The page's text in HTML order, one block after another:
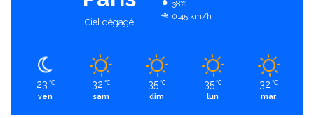
Ciel dégagé
38%
0.45 km/h
23 ℃
ven
32 ℃
sam
35 ℃
dim
35 ℃
lun
32 ℃
mar